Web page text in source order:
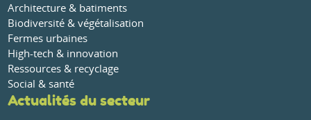
Architecture & batiments
Biodiversité & végétalisation
Fermes urbaines
High-tech & innovation
Ressources & recyclage
Social & santé
Actualités du secteur